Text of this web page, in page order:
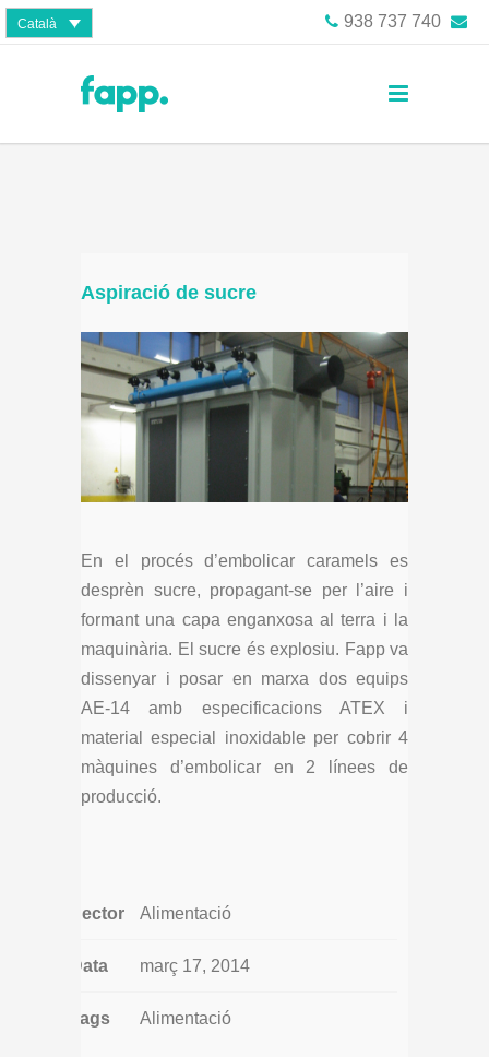
Català 938 737 740
Aspiració de sucre
En el procés d’embolicar caramels es
desprèn sucre, propagant-se per l’aire i
formant una capa enganxosa al terra i la
maquinària. El sucre és explosiu. Fapp va
dissenyar i posar en marxa dos equips
AE-14 amb especificacions ATEX i
material especial inoxidable per cobrir 4
màquines d’embolicar en 2 línees de
producció.
Sector Alimentació
Data març 17, 2014
Tags Alimentació